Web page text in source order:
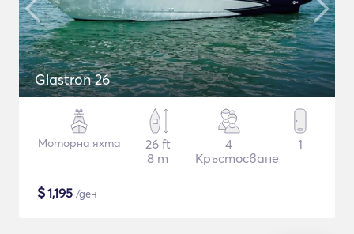
Glastron 26
Моторна яхта
26 ft
8 m
4
Кръстосване
1
$1,195 /ден